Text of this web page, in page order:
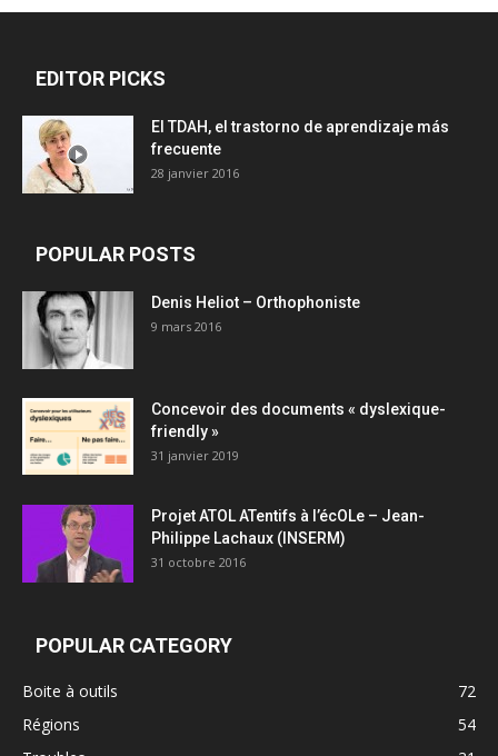
EDITOR PICKS
El TDAH, el trastorno de aprendizaje más
frecuente
28 janvier 2016
POPULAR POSTS
Denis Heliot – Orthophoniste
9 mars 2016
Concevoir des documents « dyslexique-
friendly »
31 janvier 2019
Projet ATOL ATentifs à l’écOLe – Jean-
Philippe Lachaux (INSERM)
31 octobre 2016
POPULAR CATEGORY
Boite à outils
72
Régions
54